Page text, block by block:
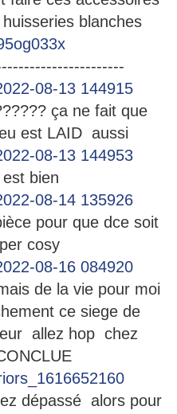
blanches
ça ne fait que
est LAID aussi
est bien
pour que dce soit
cosy
de la vie pour moi
ce siege de
allez hop chez
dépassé alors pour